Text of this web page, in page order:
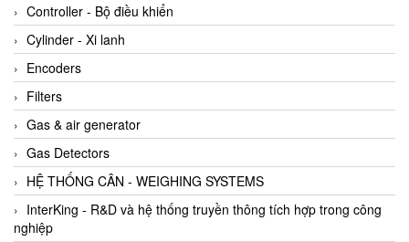
Controller - Bộ điều khiển
Cylinder - Xi lanh
Encoders
Filters
Gas & air generator
Gas Detectors
HỆ THỐNG CÂN - WEIGHING SYSTEMS
InterKing - R&D và hệ thống truyền thông tích hợp trong công
nghiệp